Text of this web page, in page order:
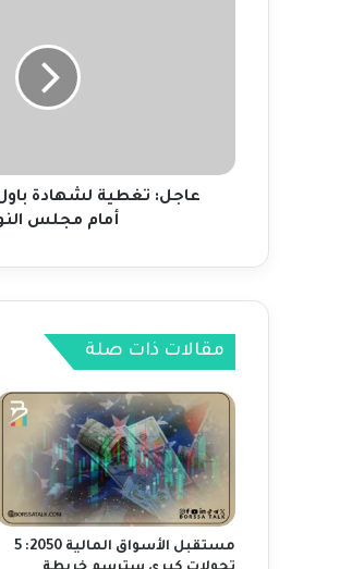
ه
ة
و
ق
ا
م
عاجل: تغطية لشهادة باول
أمام مجلس
مقالات ذات صلة
مستقبل الأسواق المالية 2050: 5